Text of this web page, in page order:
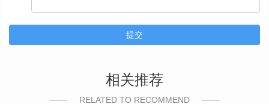
提交
相关推荐
RELATED TO RECOMMEND